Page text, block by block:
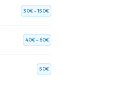
30€ – 150€
40€ – 60€
50€